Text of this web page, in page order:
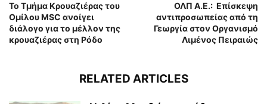
Το Τμήμα Κρουαζιέρας του
Ομίλου MSC ανοίγει
διάλογο για το μέλλον της
κρουαζιέρας στη Ρόδο
ΟΛΠ Α.Ε.: Επίσκεψη
αντιπροσωπείας από τη
Γεωργία στον Οργανισμό
Λιμένος Πειραιώς
RELATED ARTICLES